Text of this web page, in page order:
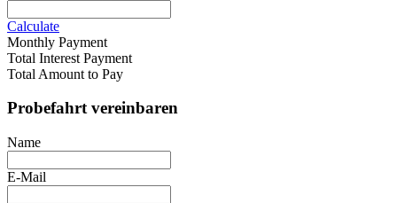
Calculate
Monthly Payment
Total Interest Payment
Total Amount to Pay
Probefahrt vereinbaren
Name
E-Mail